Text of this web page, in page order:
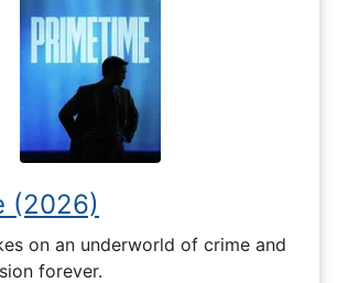
(2026)
on an underworld of crime and
forever.